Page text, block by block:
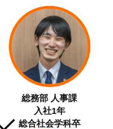
総務部 人事課
入社1年
総合社会学科卒